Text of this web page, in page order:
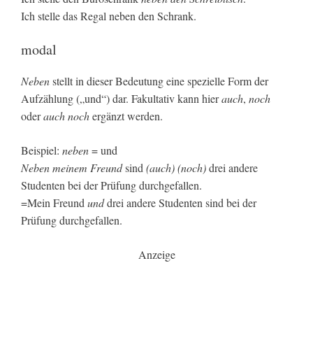
Ich stelle das Regal neben den Schrank.
modal
Nebenstellt in dieser Bedeutung eine spezielle Form der
Aufzählung („und“) dar. Fakultativ kann hierauch, noch
oderauch nochergänzt werden.
Beispiel: neben= und
Neben meinem Freundsind (auch) (noch)drei andere
Studenten bei der Prüfung durchgefallen.
=Mein Freund unddrei andere Studenten sind bei der
Prüfung durchgefallen.
Anzeige